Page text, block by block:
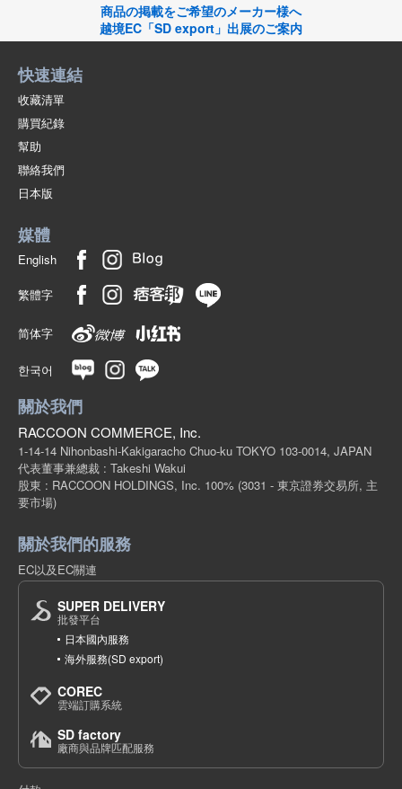
商品の掲載をご希望のメーカー様へ
越境EC「SD export」出展のご案内
快速連結
收藏清單
購買紀錄
幫助
聯絡我們
日本版
媒體
English
繁體字
简体字
한국어
關於我們
RACCOON COMMERCE, Inc.
1-14-14 Nihonbashi-Kakigaracho Chuo-ku TOKYO 103-0014, JAPAN
代表董事兼總裁 : Takeshi Wakui
股東 : RACCOON HOLDINGS, Inc. 100% (3031 - 東京證券交易所, 主
要市場)
關於我們的服務
EC以及EC關連
SUPER DELIVERY
批發平台
日本國內服務
海外服務(SD export)
COREC
雲端訂購系統
SD factory
廠商與品牌匹配服務